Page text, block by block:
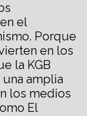
el
Porque
en los
la KGB
amplia
los medios
El